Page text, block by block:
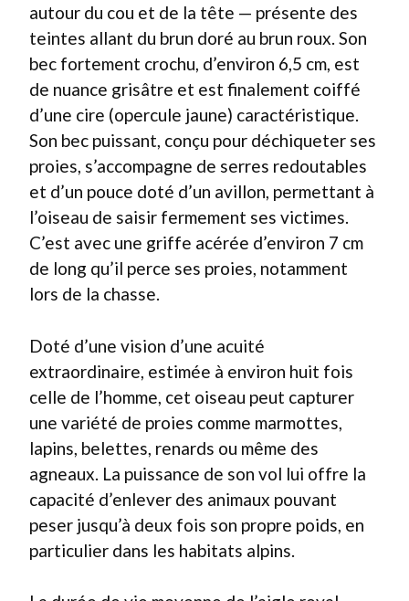
autour du cou et de la tête — présente des
teintes allant du brun doré au brun roux. Son
bec fortement crochu, d’environ 6,5 cm, est
de nuance grisâtre et est finalement coiffé
d’une cire (opercule jaune) caractéristique.
Son bec puissant, conçu pour déchiqueter ses
proies, s’accompagne de serres redoutables
et d’un pouce doté d’un avillon, permettant à
l’oiseau de saisir fermement ses victimes.
C’est avec une griffe acérée d’environ 7 cm
de long qu’il perce ses proies, notamment
lors de la chasse.
Doté d’une vision d’une acuité
extraordinaire, estimée à environ huit fois
celle de l’homme, cet oiseau peut capturer
une variété de proies comme marmottes,
lapins, belettes, renards ou même des
agneaux. La puissance de son vol lui offre la
capacité d’enlever des animaux pouvant
peser jusqu’à deux fois son propre poids, en
particulier dans les habitats alpins.